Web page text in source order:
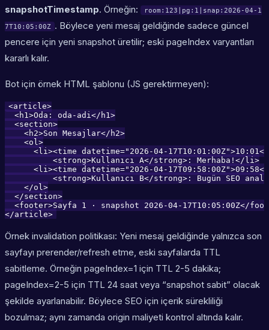
snapshotTimestamp. Örneğin: room:123|pg:1|snap:2026-04-1
7T10:05:00Z . Böylece yeni mesaj geldiğinde sadece güncel
pencere için yeni snapshot üretilir; eski pageIndex varyantları
kararlı kalır.
Bot için örnek HTML şablonu (JS gerektirmeyen):
<article>
  <h1>Oda: oda-adi</h1>
  <section>
    <h2>Son Mesajlar</h2>
    <ol>
<li><time datetime="2026-04-
          <strong>Kullanıcı A</strong>: Merhaba!</li>
<li><time datetime="2026-04-
<strong>Kullanıcı B</strong>: Bugün SEO
    </ol>
  </section>
<footer>Sayfa 1 · snapshot 2026-04-17T10:05:00Z</
</article>
Örnek invalidation politikası: Yeni mesaj geldiğinde yalnızca son
sayfayı prerender/refresh etme, eski sayfalarda TTL
sabitleme. Örneğin pageIndex=1 için TTL 2-5 dakika;
pageIndex=2-5 için TTL 24 saat veya “snapshot sabit” olacak
şekilde ayarlanabilir. Böylece SEO için içerik sürekliliği
bozulmaz; aynı zamanda origin maliyeti kontrol altında kalır.